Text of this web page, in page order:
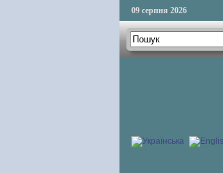
09 серпня 2026